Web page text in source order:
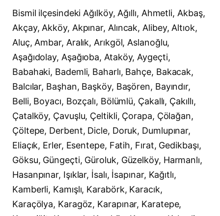
Bismil ilçesindeki Ağılköy, Ağıllı, Ahmetli, Akbaş,
Akçay, Akköy, Akpınar, Alıncak, Alibey, Altıok,
Aluç, Ambar, Aralık, Arıkgöl, Aslanoğlu,
Aşağıdolay, Aşağıoba, Ataköy, Aygeçti,
Babahaki, Bademli, Baharlı, Bahçe, Bakacak,
Balcılar, Başhan, Başköy, Başören, Bayındır,
Belli, Boyacı, Bozçalı, Bölümlü, Çakallı, Çakıllı,
Çatalköy, Çavuşlu, Çeltikli, Çorapa, Çölağan,
Çöltepe, Derbent, Dicle, Doruk, Dumlupınar,
Eliaçık, Erler, Esentepe, Fatih, Fırat, Gedikbaşı,
Göksu, Güngeçti, Güroluk, Güzelköy, Harmanlı,
Hasanpınar, Işıklar, İsalı, İsapınar, Kağıtlı,
Kamberli, Kamışlı, Karabörk, Karacık,
Karaçölya, Karagöz, Karapınar, Karatepe,